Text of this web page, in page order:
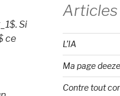
1$. Si
ce
L’IA
Ma page
Contre tout